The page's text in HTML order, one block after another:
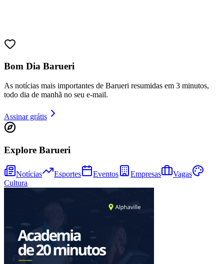
Fortaleza
Bom Dia Barueri
As notícias mais importantes de Barueri resumidas em 3 minutos,
todo dia de manhã no seu e-mail.
Assinar grátis
Explore Barueri
Notícias Esportes Eventos Empresas
Vagas
Cultura